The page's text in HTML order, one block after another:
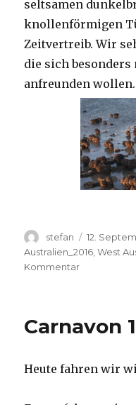
seltsamen
knollenförmigen
Zeitvertreib. Wir
die sich besonders
anfreunden
Autor
stefan
am
12.
Australien_2016 ,West
Kommentarzu
Carnavon
Heute fahren wir